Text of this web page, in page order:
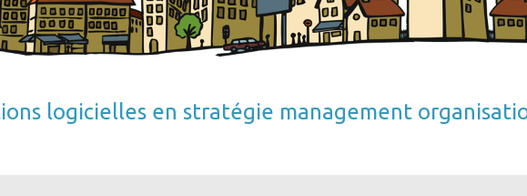
logicielles en stratégie management